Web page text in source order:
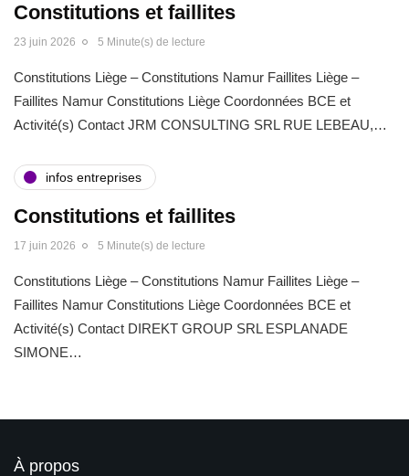
Constitutions et faillites
23 juin 2026 5 Minute(s) de lecture
Constitutions Liège – Constitutions Namur Faillites Liège –
Faillites Namur Constitutions Liège Coordonnées BCE et
Activité(s) Contact JRM CONSULTING SRL RUE LEBEAU,…
infos entreprises
Constitutions et faillites
17 juin 2026 5 Minute(s) de lecture
Constitutions Liège – Constitutions Namur Faillites Liège –
Faillites Namur Constitutions Liège Coordonnées BCE et
Activité(s) Contact DIREKT GROUP SRL ESPLANADE
SIMONE…
À propos